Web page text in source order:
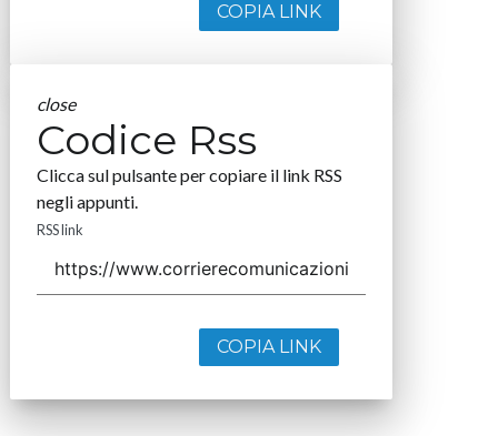
COPIA LINK
close
Codice Rss
Clicca sul pulsante per copiare il link RSS
negli appunti.
RSS link
COPIA LINK